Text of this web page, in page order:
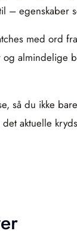
med ord
så du ikke
aktuelle